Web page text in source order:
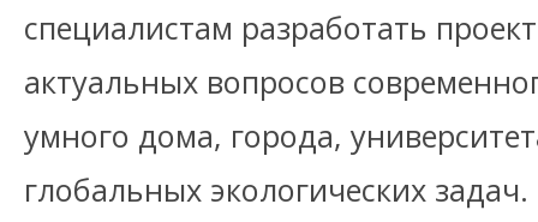
специалистам разработать
актуальных вопросов
умного дома, города,
глобальных экологических